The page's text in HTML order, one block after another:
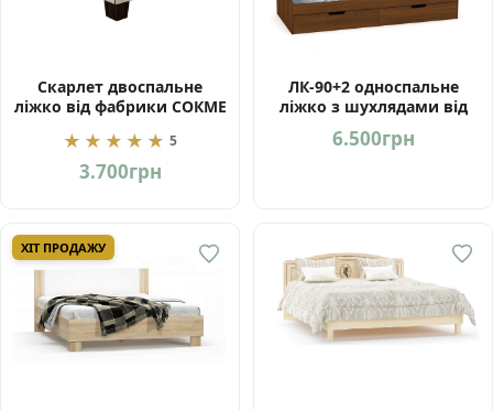
Скарлет двоспальне
ліжко від фабрики СОКМЕ
★★★★★ 5
3.700грн
ЛК-90+2 односпальне
ліжко з шухлядами від
фабрики Компаніт
6.500грн
ХІТ ПРОДАЖУ